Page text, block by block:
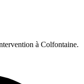
à Colfontaine.